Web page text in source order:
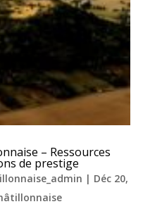
– Ressources
de prestige
| Déc 20,